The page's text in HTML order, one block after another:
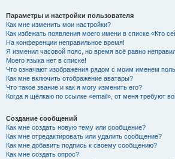
Параметры и настройки пользователя
Как мне изменить мои настройки?
Как избежать появления моего имени в списке «Кто
На конференции неправильное время!
Я изменил часовой пояс, но время всё равно
Моего языка нет в списке!
Что означают изображения рядом с моим именем
Как мне включить отображение аватары?
Что такое звание и как я могу изменить его?
Когда я щёлкаю по ссылке «email», от меня требуют
Создание сообщений
Как мне создать новую тему или сообщение?
Как мне отредактировать или удалить сообщение?
Как мне добавить подпись к своему сообщению?
Как мне создать опрос?